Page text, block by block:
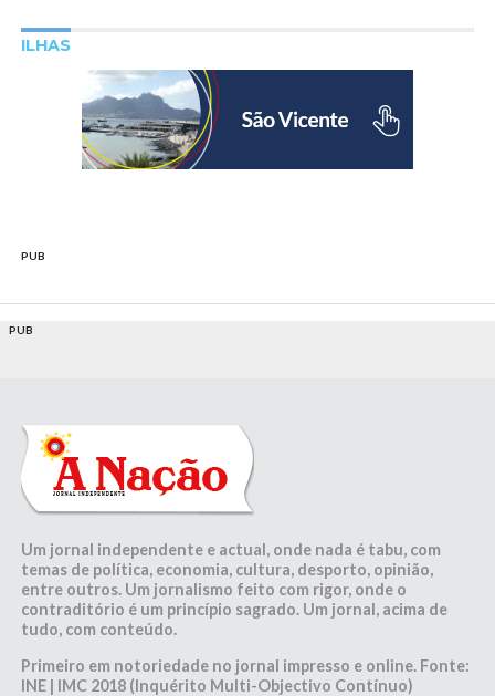
ILHAS
PUB
PUB
Um jornal independente e actual, onde nada é tabu, com
temas de política, economia, cultura, desporto, opinião,
entre outros. Um jornalismo feito com rigor, onde o
contraditório é um princípio sagrado. Um jornal, acima de
tudo, com conteúdo.
Primeiro em notoriedade no jornal impresso e online. Fonte:
INE | IMC 2018 (Inquérito Multi-Objectivo Contínuo)